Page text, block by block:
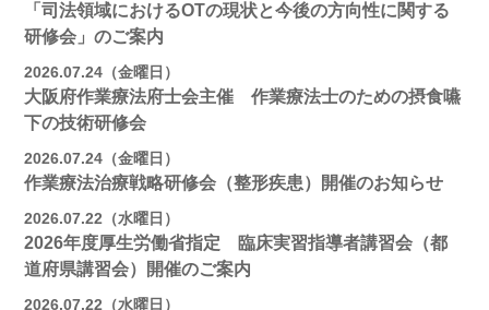
「司法領域におけるOTの現状と今後の方向性に関する
研修会」のご案内
2026.07.24（金曜日）
大阪府作業療法府士会主催 作業療法士のための摂食嚥
下の技術研修会
2026.07.24（金曜日）
作業療法治療戦略研修会（整形疾患）開催のお知らせ
2026.07.22（水曜日）
2026年度厚生労働省指定 臨床実習指導者講習会（都
道府県講習会）開催のご案内
2026.07.22（水曜日）